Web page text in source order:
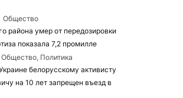
Общество
района умер от передозировки
показала 7,2 промилле
Общество, Политика
белорусскому активисту
на 10 лет запрещен въезд в